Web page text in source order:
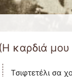
Η καρδιά μου
Τσιφτετέλι σα